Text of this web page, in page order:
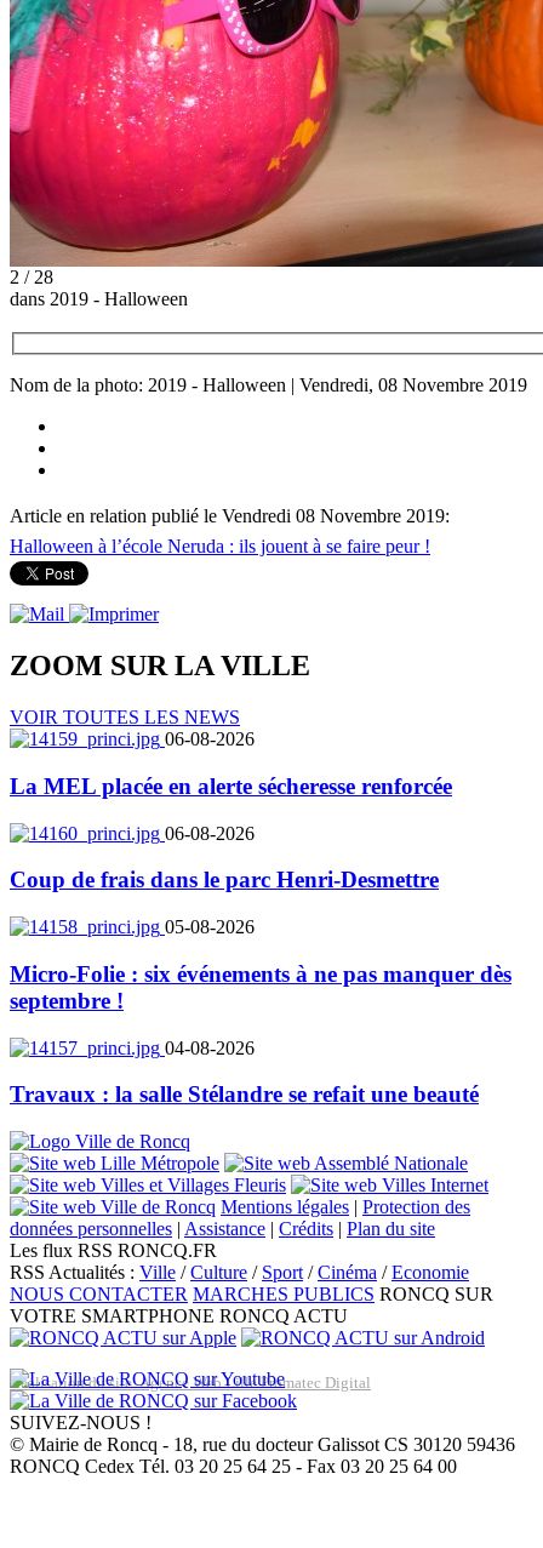
2 / 28
dans 2019 - Halloween
Nom de la photo: 2019 - Halloween | Vendredi, 08 Novembre 2019
Article en relation publié le Vendredi 08 Novembre 2019:
Halloween à l’école Neruda : ils jouent à se faire peur !
ZOOM SUR LAVILLE
VOIR TOUTES LES NEWS
06-08-2026
La MEL placée en alerte sécheresse renforcée
06-08-2026
Coup de frais dans le parc Henri-Desmettre
05-08-2026
Micro-Folie : six événements à ne pas manquer dès
septembre !
04-08-2026
Travaux : la salle Stélandre se refait une beauté
Mentions légales | Protection des
données personnelles | Assistance | Crédits | Plan du site
Les flux RSS RONCQ.FR
RSS Actualités : Ville /Culture / Sport /Cinéma /Economie
NOUS CONTACTER MARCHES PUBLICS RONCQ SUR
VOTRE SMARTPHONE RONCQ ACTU
Réalisation du site: Agence Web Lille Promatec Digital
SUIVEZ-NOUS !
© Mairie de Roncq - 18, rue du docteur Galissot CS 30120 59436
RONCQ Cedex Tél. 03 20 25 64 25 - Fax 03 20 25 64 00